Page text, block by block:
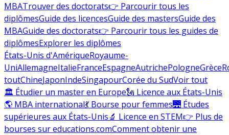
MBATrouver des doctorats👉 Parcourir tous les
diplômesGuide des licencesGuide des mastersGuide des
MBAGuide des doctorats👉 Parcourir tous les guides de
diplômesExplorer les diplômes
États-Unis d'AmériqueRoyaume-
UniAllemagneItalieFranceEspagneAutrichePologneGrèce
toutChineJaponIndeSingapourCorée du SudVoir tout
🏛 Étudier un master en Europe🗽 Licence aux États-Unis
🌎 MBA international💃 Bourse pour femmes🌉 Études
supérieures aux États-Unis🔬 Licence en STEM👉 Plus de
bourses sur educations.comComment obtenir une